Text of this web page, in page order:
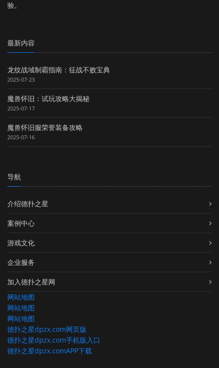
验。
最新内容
龙纹战域制霸指南：征战不败宝典
2025-07-23
魔兽怀旧：试玩攻略大揭秘
2025-07-17
魔兽怀旧服荣誉装备攻略
2025-07-16
导航
介绍德扑之星
案例中心
游戏文化
企业服务
加入德扑之星网
网站地图
网站地图
网站地图
德扑之星dpzx.com网页版
德扑之星dpzx.com手机版入口
德扑之星dpzx.comAPP下载